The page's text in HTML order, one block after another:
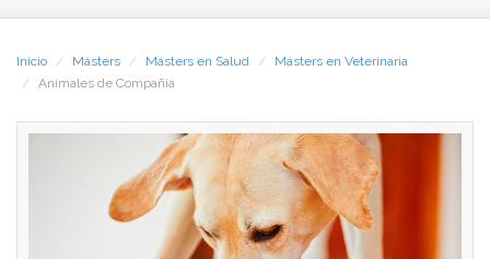
para poder atenderlos de
responsable, ¡éste es tu
de Compañía obtendrás la
preparación adecuada para
especialidades, cada una de
las cuales desarrolla en
profundidad un área
concreta de trabajo:
Psicología, Educación y
Inicio Másters Másters en Salud
Másters en Veterinaria
Animales de Compañia